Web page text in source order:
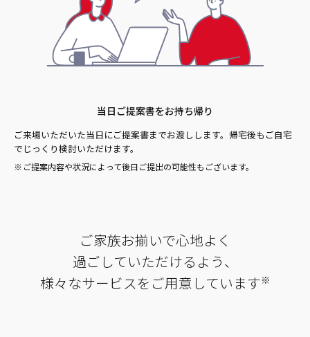
当日ご提案書をお持ち帰り
ご来場いただいた当日にご提案書までお渡しします。帰宅後もご自宅
でじっくり検討いただけます。
ご提案内容や状況によって後日ご提出の可能性もございます。
ご家族お揃いで心地よく
過ごしていただけるよう、
様々なサービスをご用意しています※